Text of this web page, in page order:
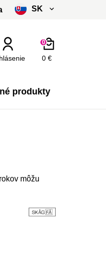
SK
0 €
0
produkty
môžu